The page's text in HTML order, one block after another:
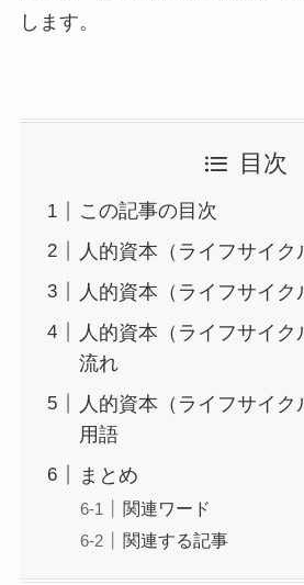
します。
目次
この記事の目次
人的資本（ライフサイク
人的資本（ライフサイク
人的資本（ライフサイ
流れ
人的資本（ライフサイク
用語
まとめ
関連ワード
関連する記事